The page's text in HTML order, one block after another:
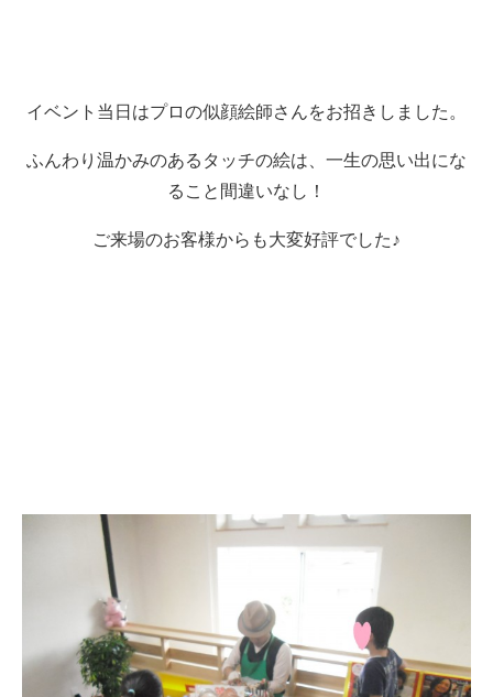
イベント当日はプロの似顔絵師さんをお招きしました。
ふんわり温かみのあるタッチの絵は、一生の思い出にな
ること間違いなし！
ご来場のお客様からも大変好評でした♪